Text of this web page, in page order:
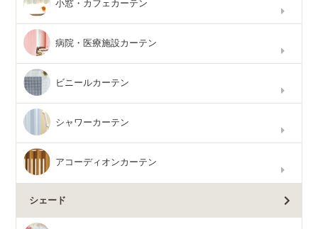
小窓・カフェカーテン
病院・医療施設カーテン
ビニールカーテン
シャワーカーテン
アコーディオンカーテン
シェード